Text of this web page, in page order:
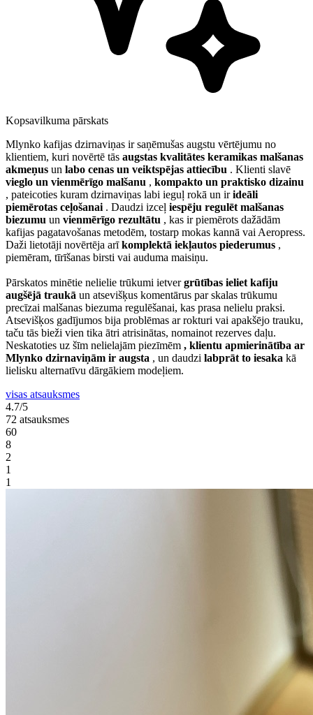
Kopsavilkuma pārskats
Mlynko kafijas dzirnaviņas ir saņēmušas augstu vērtējumu no
klientiem, kuri novērtē tās augstas kvalitātes keramikas malšanas
akmeņus un labo cenas un veiktspējas attiecību . Klienti slavē
vieglo un vienmērīgo malšanu , kompakto un praktisko dizainu
, pateicoties kuram dzirnaviņas labi ieguļ rokā un irideāli
piemērotas ceļošanai . Daudzi izceļ iespēju regulēt malšanas
biezumu un vienmērīgo rezultātu , kas ir piemērots dažādām
kafijas pagatavošanas metodēm, tostarp mokas kannā vai Aeropress.
Daži lietotāji novērtēja arīkomplektā iekļautos piederumus ,
piemēram, tīrīšanas birsti vai auduma maisiņu.
Pārskatos minētie nelielie trūkumi ietvergrūtības ieliet kafiju
augšējā traukā un atsevišķus komentārus par skalas trūkumu
precīzai malšanas biezuma regulēšanai, kas prasa nelielu praksi.
Atsevišķos gadījumos bija problēmas ar rokturi vai apakšējo trauku,
taču tās bieži vien tika ātri atrisinātas, nomainot rezerves daļu.
Neskatoties uz šīm nelielajām piezīmēm , klientu apmierinātība ar
Mlynko dzirnaviņām ir augsta , un daudzi labprāt to iesaka kā
lielisku alternatīvu dārgākiem modeļiem.
visas atsauksmes
4.7/5
72 atsauksmes
60
8
2
1
1